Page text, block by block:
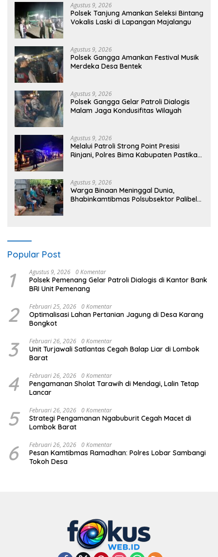
Agustus 9, 2026
Polsek Tanjung Amankan Seleksi Bintang
Vokalis Laski di Lapangan Majalangu
Agustus 9, 2026
Polsek Gangga Amankan Festival Musik
Merdeka Desa Bentek
Agustus 9, 2026
Polsek Gangga Gelar Patroli Dialogis
Malam Jaga Kondusifitas Wilayah
Agustus 9, 2026
Melalui Patroli Strong Point Presisi
Rinjani, Polres Bima Kabupaten Pastikan
Agustus 9, 2026
Warga Binaan Meninggal Dunia,
Bhabinkamtibmas Polsubsektor Palibelo
Popular Post
1 Agustus 9, 2026 0 Komentar
Polsek Pemenang Gelar Patroli Dialogis di Kantor Bank
BRI Unit Pemenang
2 Februari 25, 2026 0 Komentar
Optimalisasi Lahan Pertanian Jagung di Desa Karang
Bongkot
3 Februari 26, 2026 0 Komentar
Unit Turjawali Satlantas Cegah Balap Liar di Lombok
Barat
4 Februari 26, 2026 0 Komentar
Pengamanan Sholat Tarawih di Mendagi, Lalin Tetap
Lancar
5 Februari 26, 2026 0 Komentar
Strategi Pengamanan Ngabuburit Cegah Macet di
Lombok Barat
6 Februari 26, 2026 0 Komentar
Pesan Kamtibmas Ramadhan: Polres Lobar Sambangi
Tokoh Desa